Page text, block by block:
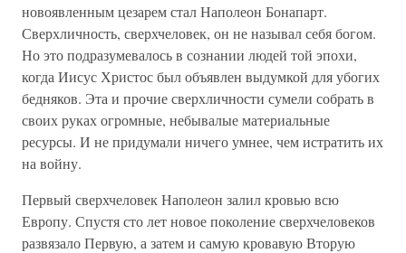
новоявленным цезарем стал Наполеон Бонапарт.
Сверхличность, сверхчеловек, он не называл себя богом.
Но это подразумевалось в сознании людей той эпохи,
когда Иисус Христос был объявлен выдумкой для убогих
бедняков. Эта и прочие сверхличности сумели собрать в
своих руках огромные, небывалые материальные
ресурсы. И не придумали ничего умнее, чем истратить их
на войну.
Первый сверхчеловек Наполеон залил кровью всю
Европу. Спустя сто лет новое поколение сверхчеловеков
развязало Первую, а затем и самую кровавую Вторую